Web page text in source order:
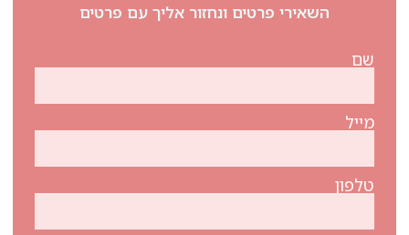
השאירי פרטים ונחזור אליך עם פרטים
שם
מייל
טלפון